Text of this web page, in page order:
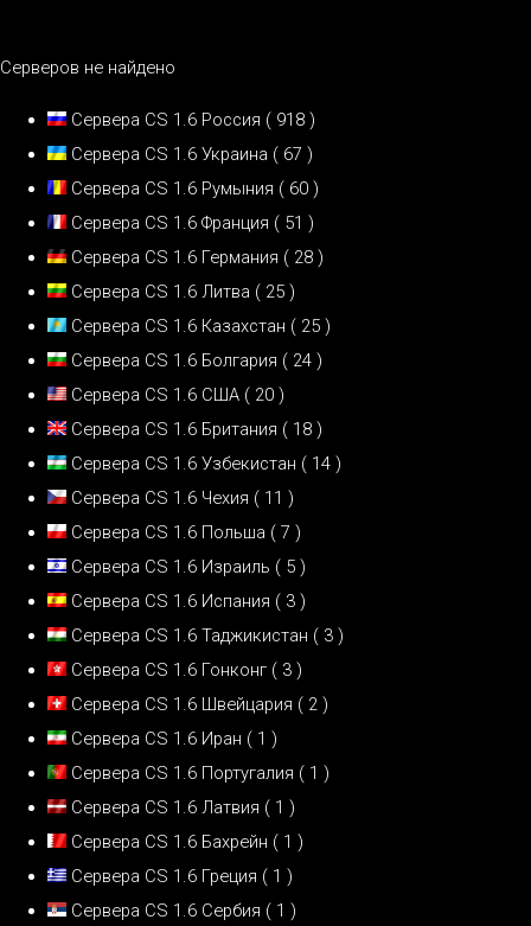
Серверов не найдено
Сервера CS 1.6 Россия ( 918 )
Сервера CS 1.6 Украина ( 67 )
Сервера CS 1.6 Румыния ( 60 )
Сервера CS 1.6 Франция ( 51 )
Сервера CS 1.6 Германия ( 28 )
Сервера CS 1.6 Литва ( 25 )
Сервера CS 1.6 Казахстан ( 25 )
Сервера CS 1.6 Болгария ( 24 )
Сервера CS 1.6 США ( 20 )
Сервера CS 1.6 Британия ( 18 )
Сервера CS 1.6 Узбекистан ( 14 )
Сервера CS 1.6 Чехия ( 11 )
Сервера CS 1.6 Польша ( 7 )
Сервера CS 1.6 Израиль ( 5 )
Сервера CS 1.6 Испания ( 3 )
Сервера CS 1.6 Таджикистан ( 3 )
Сервера CS 1.6 Гонконг ( 3 )
Сервера CS 1.6 Швейцария ( 2 )
Сервера CS 1.6 Иран ( 1 )
Сервера CS 1.6 Португалия ( 1 )
Сервера CS 1.6 Латвия ( 1 )
Сервера CS 1.6 Бахрейн ( 1 )
Сервера CS 1.6 Греция ( 1 )
Сервера CS 1.6 Сербия ( 1 )